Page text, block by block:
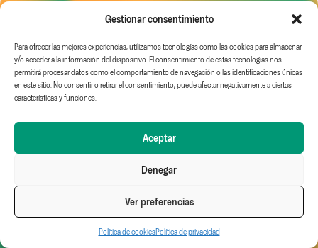
Gestionar consentimiento
Para ofrecer las mejores experiencias, utilizamos tecnologías como las cookies para almacenar
y/o acceder a la información del dispositivo. El consentimiento de estas tecnologías nos
permitirá procesar datos como el comportamiento de navegación o las identificaciones únicas
en este sitio. No consentir o retirar el consentimiento, puede afectar negativamente a ciertas
características y funciones.
Aceptar
Denegar
Ver preferencias
Política de cookiesPolítica de privacidad
Canal Ético
EINF
Trabaja con nosotros
Aviso Legal
Política de
privacidad
AMC GLOBAL
AMC IDEAS
WHITE & GREEN
Ctra. Madrid - Cartagena
Km 390 — 30100 Espinardo
Follow us on